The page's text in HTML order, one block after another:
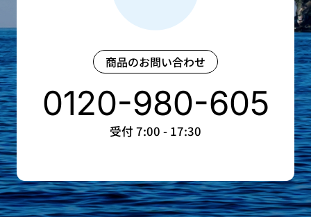
商品のお問い合わせ
0120-980-605
受付 7:00 - 17:30